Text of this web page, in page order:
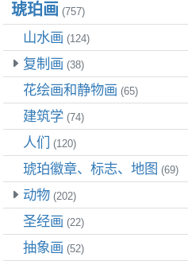
琥珀画 (757)
山水画 (124)
复制画 (38)
花绘画和静物画 (65)
建筑学 (74)
人们 (120)
琥珀徽章、标志、地图 (69)
动物 (202)
圣经画 (22)
抽象画 (52)